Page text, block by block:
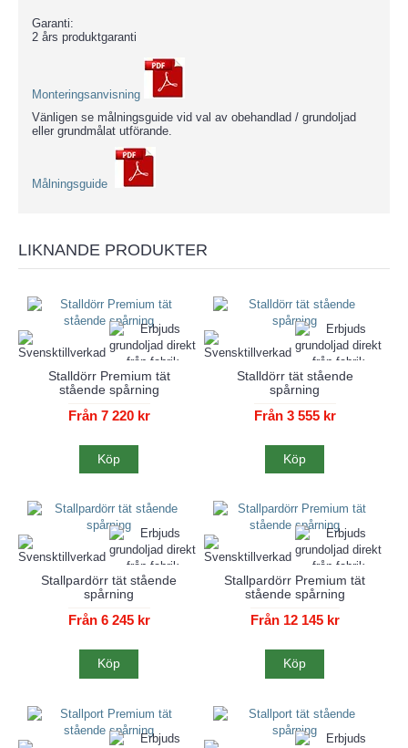
Garanti:
2 års produktgaranti
Monteringsanvisning
Vänligen se målningsguide vid val av obehandlad / grundoljad
eller grundmålat utförande.
Målningsguide
LIKNANDE PRODUKTER
Stalldörr Premium tät
stående spårning
Från 7 220 kr
Köp
Stalldörr tät stående
spårning
Från 3 555 kr
Köp
Stallpardörr tät stående
spårning
Från 6 245 kr
Köp
Stallpardörr Premium tät
stående spårning
Från 12 145 kr
Köp